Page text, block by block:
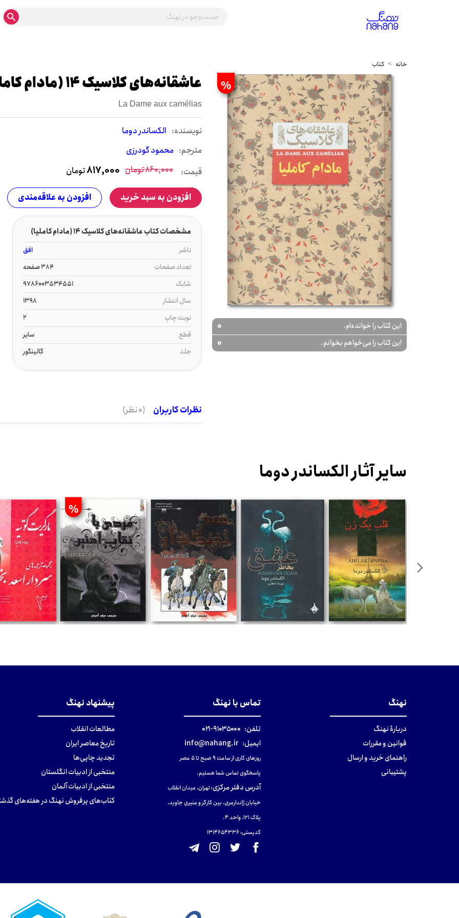
خانه کتاب
%
این کتاب را خوانده‌ام. 0
این کتاب را می‌خواهم بخوانم. 0
عاشقانه‌های کلاسیک 14 (مادام کاملیا)
La Dame aux camélias
نويسنده: الکساندر دوما
مترجم: محمود گودرزی
قیمت: 860,000تومان 817,000تومان
افزودن به سبد خرید افزودن به علاقه‌مندی
مشخصات کتاب عاشقانه‌های کلاسیک 14 (مادام کاملیا)
ناشر
افق
تعداد صفحات
384 صفحه
شابک
9786003534551
سال انتشار
1398
نوبت چاپ
2
قطع
سایر
جلد
گالینگور
نظرات کاربران (0 نظر)
سایر آثار الکساندر دوما
%
نهنگ
دربارهٔ نهنگ
قوانین و مقررات
راهنمای خرید و ارسال
پشتیبانی
تماس با نهنگ
تلفن: ۹۱۰۳۵۰۰۰-۰۲۱
ایمیل: info@nahang.ir
روزهای کاری از ساعت ۹ صبح تا ۵ عصر
پاسخگوی تماس شما هستیم.
آدرس دفتر مرکزی:تهران، میدان انقلاب
خیابان ژاندارمری، بین کارگر و منیری جاوید،
پلاک 121، واحد ۴.
کدپستی: 131465433۶
پیشنهاد نهنگ
مطالعات انقلاب
تاریخ معاصر ایران
تجدید چاپی‌ها
منتخبی از ادبیات انگلستان
منتخبی از ادبیات آلمان
کتاب‌های پرفروش نهنگ در هفته‌های